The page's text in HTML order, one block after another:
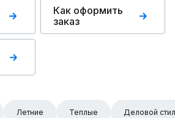
Как оформить
заказ
Летние Теплые Деловой